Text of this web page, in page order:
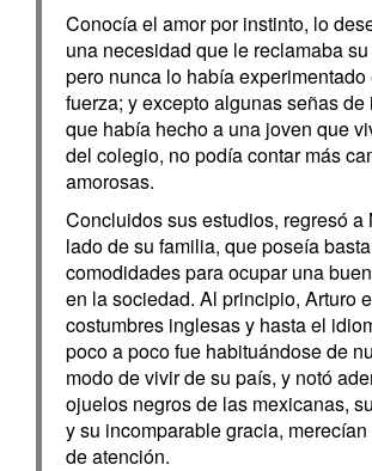
Conocía el amor por instinto, lo
una necesidad que le reclamaba
pero nunca lo había experimentado
fuerza; y excepto algunas señas
que había hecho a una joven que
del colegio, no podía contar más
amorosas.
Concluidos sus estudios, regresó a
lado de su familia, que poseía
comodidades para ocupar una
en la sociedad. Al principio, Arturo
costumbres inglesas y hasta el
poco a poco fue habituándose de
modo de vivir de su país, y notó
ojuelos negros de las mexicanas,
y su incomparable gracia,
de atención.